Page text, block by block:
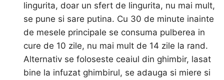
lingurita, doar un sfert de lingurita, nu mai mult,
se pune si sare putina. Cu 30 de minute inainte
de mesele principale se consuma pulberea in
cure de 10 zile, nu mai mult de 14 zile la rand.
Alternativ se foloseste ceaiul din ghimbir, lasat
bine la infuzat ghimbirul, se adauga si miere si